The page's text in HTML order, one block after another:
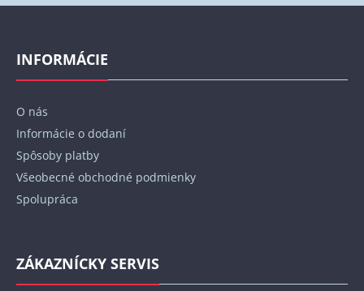
Z
INFORMÁCIE
O nás
Informácie o dodaní
Spôsoby platby
Všeobecné obchodné podmienky
Spolupráca
ZÁKAZNÍCKY SERVIS